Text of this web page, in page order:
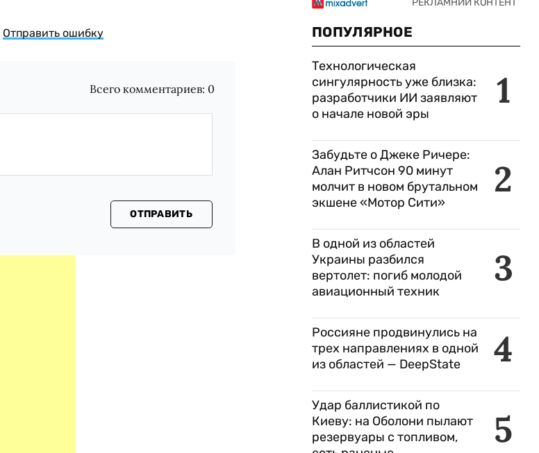
Отправить ошибку
Всего комментариев: 0
ОТПРАВИТЬ
ПОПУЛЯРНОЕ
1
Технологическая
сингулярность уже близка:
разработчики ИИ заявляют
о начале новой эры
2
Забудьте о Джеке Ричере:
Алан Ритчсон 90 минут
молчит в новом брутальном
экшене «Мотор Сити»
3
В одной из областей
Украины разбился
вертолет: погиб молодой
авиационный техник
4
Россияне продвинулись на
трех направлениях в одной
из областей — DeepState
5
Удар баллистикой по
Киеву: на Оболони пылают
резервуары с топливом,